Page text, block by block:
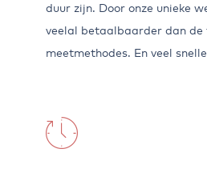
duur zijn. Door onze unieke
veelal betaalbaarder dan de
meetmethodes. En veel